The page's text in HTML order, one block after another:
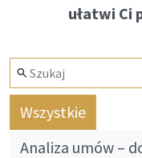
ułatwi Ci
Wszystkie
Analiza umów –